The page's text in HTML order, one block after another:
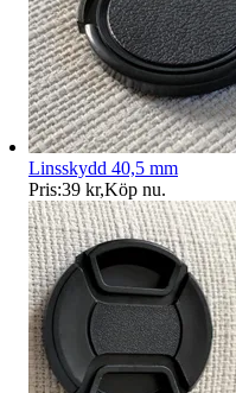
Linsskydd 40,5 mm
Pris:39 kr,Köp nu.